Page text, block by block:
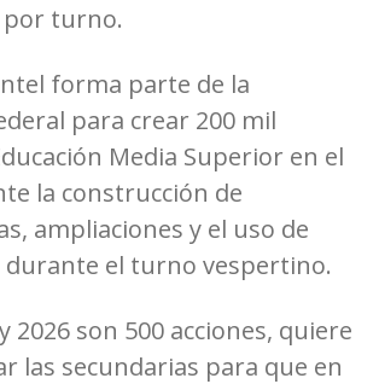
turno.
forma parte de la
para crear 200 mil
Media Superior en el
la construcción de
ampliaciones y el uso de
durante el turno vespertino.
2026 son 500 acciones, quiere
las secundarias para que en